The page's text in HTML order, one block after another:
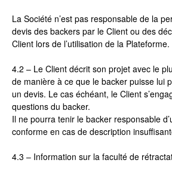
La Société n’est pas responsable de la
devis des backers par le Client ou des
Client lors de l’utilisation de la Plateforme.
4.2 – Le Client décrit son projet avec le
de manière à ce que le backer puisse lui
un devis. Le cas échéant, le Client
questions du backer.
Il ne pourra tenir le backer responsable
conforme en cas de description
4.3 – Information sur la faculté de